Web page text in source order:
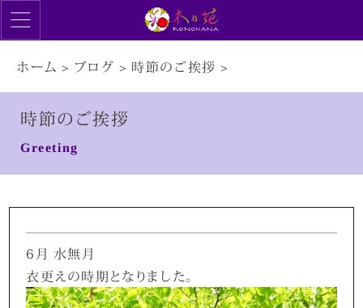
ホーム > ブログ > 時節のご挨拶 >
時節のご挨拶
Greeting
6月 水無月
衣更えの時期となりました。